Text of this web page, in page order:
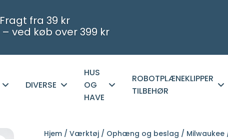
fra 39 kr
ved køb over 399 kr
DIVERSE
HUS
OG
HAVE
ROBOTPLÆNEKLIPPER
TILBEHØR
Hjem/ Værktøj/ Ophæng og beslag / Milwaukee